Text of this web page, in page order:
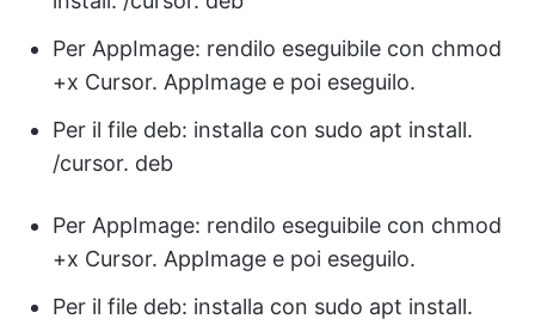
Per AppImage: rendilo eseguibile con chmod
+x Cursor. AppImage e poi eseguilo.
Per il file deb: installa con sudo apt install.
/cursor. deb
Per AppImage: rendilo eseguibile con chmod
+x Cursor. AppImage e poi eseguilo.
Per il file deb: installa con sudo apt install.